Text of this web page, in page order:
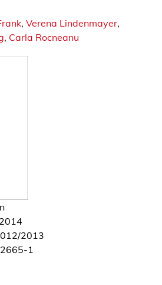
, Verena Lindenmayer,
, Carla Rocneanu
2014
2013
1